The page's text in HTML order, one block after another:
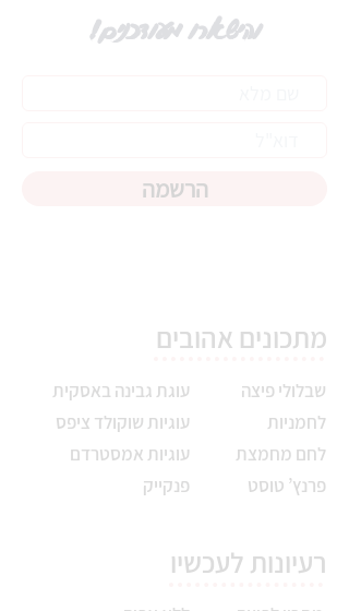
והישארו מעודכנים!
הרשמה
מתכונים אהובים
עוגת גבינה באסקית
עוגיות שוקולד ציפס
עוגיות אמסטרדם
פנקייק
שבלולי פיצה
לחמניות
לחם מחמצת
פרנץ’ טוסט
רעיונות לעכשיו